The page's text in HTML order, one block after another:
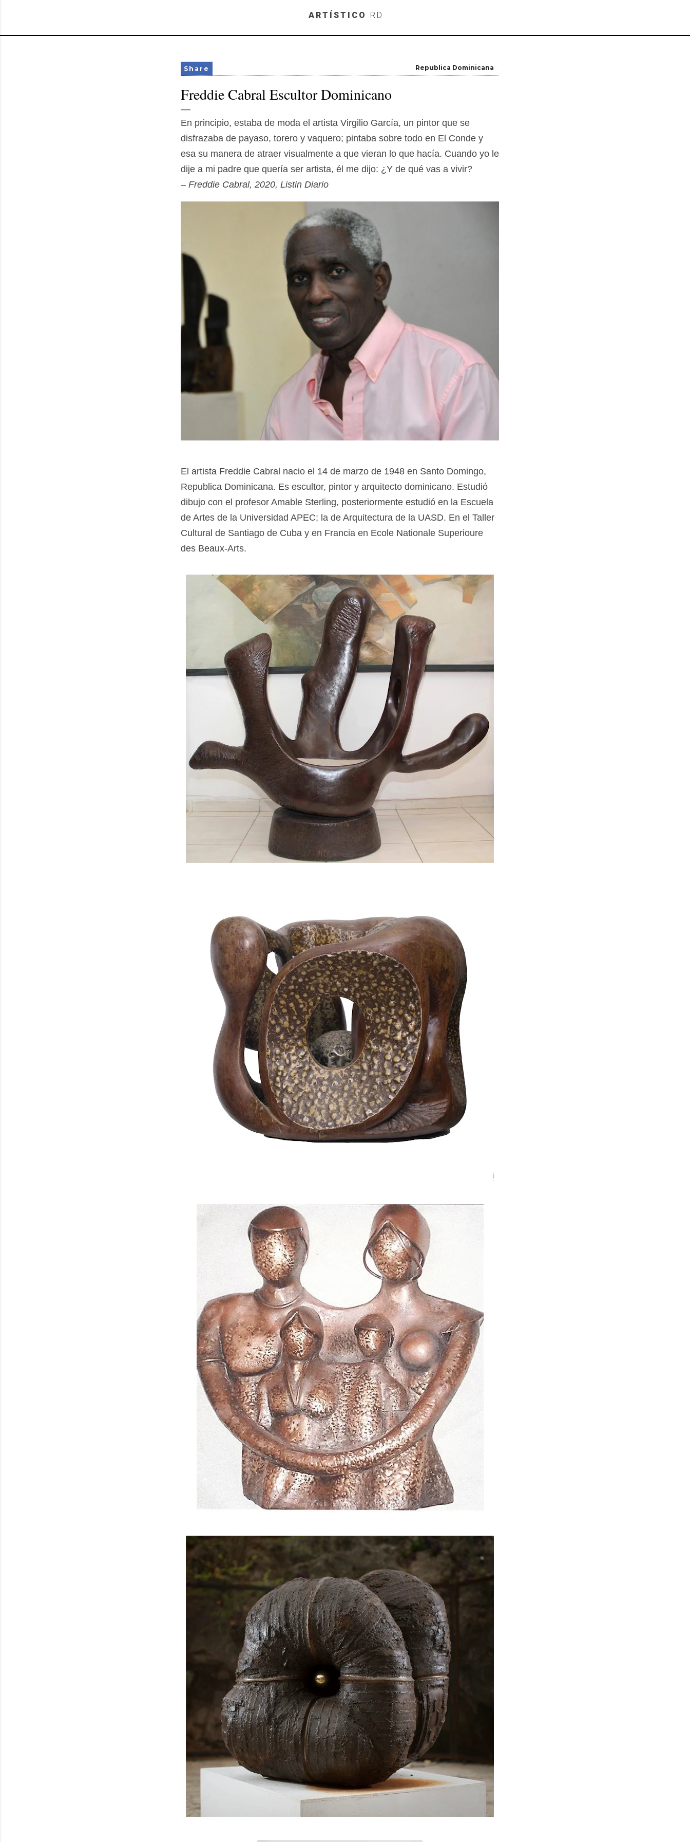
Skip to main content
ARTÍSTICO RD
Republica Dominicana
Share
Freddie Cabral Escultor Dominicano
En principio, estaba de moda el artista Virgilio García, un pintor que se
disfrazaba de payaso, torero y vaquero; pintaba sobre todo en El Conde y
esa su manera de atraer visualmente a que vieran lo que hacía. Cuando yo le
dije a mi padre que quería ser artista, él me dijo: ¿Y de qué vas a vivir?
– Freddie Cabral, 2020, Listin Diario
El artista Freddie Cabral nacio el 14 de marzo de 1948 en Santo Domingo,
Republica Dominicana. Es escultor, pintor y arquitecto dominicano. Estudió
dibujo con el profesor Amable Sterling, posteriormente estudió en la Escuela
de Artes de la Universidad APEC; la de Arquitectura de la UASD. En el Taller
Cultural de Santiago de Cuba y en Francia en Ecole Nationale Superioure
des Beaux-Arts.